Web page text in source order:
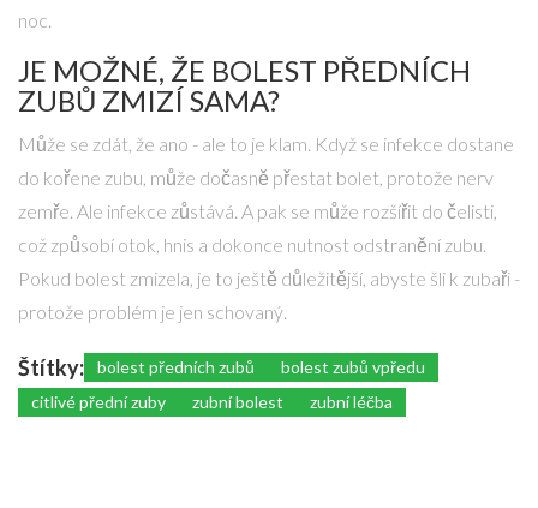
noc.
JE MOŽNÉ, ŽE BOLEST PŘEDNÍCH
ZUBŮ ZMIZÍ SAMA?
Může se zdát, že ano - ale to je klam. Když se infekce dostane
do kořene zubu, může dočasně přestat bolet, protože nerv
zemře. Ale infekce zůstává. A pak se může rozšířit do čelisti,
což způsobí otok, hnis a dokonce nutnost odstranění zubu.
Pokud bolest zmizela, je to ještě důležitější, abyste šli k zubaři -
protože problém je jen schovaný.
Štítky: bolest předních zubů
bolest zubů vpředu
citlivé přední zuby
zubní bolest zubní léčba